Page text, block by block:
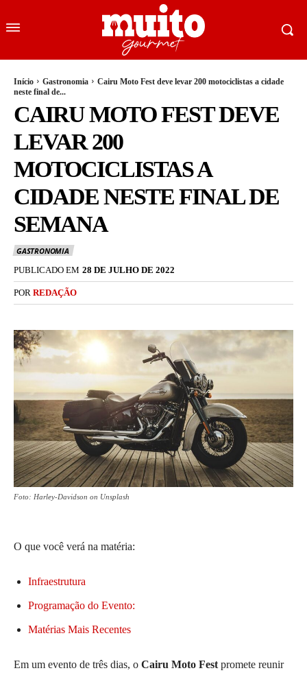
Início Gastronomia
Cairu Moto Fest deve levar 200 motociclistas a cidade
neste final de...
CAIRU MOTO FEST DEVE
LEVAR 200
MOTOCICLISTAS A
CIDADE NESTE FINAL DE
SEMANA
GASTRONOMIA
PUBLICADO EM 28 DE JULHO DE 2022
POR REDAÇÃO
Foto: Harley-Davidson on Unsplash
O que você verá na matéria:
Infraestrutura
Programação do Evento:
Matérias Mais Recentes
Em um evento de três dias, o Cairu Moto Festpromete reunir